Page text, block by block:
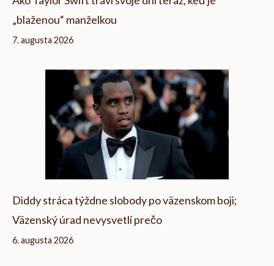
„blaženou“ manželkou
7. augusta 2026
Diddy stráca týždne slobody po väzenskom boji;
Väzenský úrad nevysvetlí prečo
6. augusta 2026